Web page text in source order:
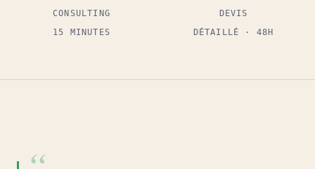
CONSULTING
15 MINUTES
DEVIS
DÉTAILLÉ · 48H